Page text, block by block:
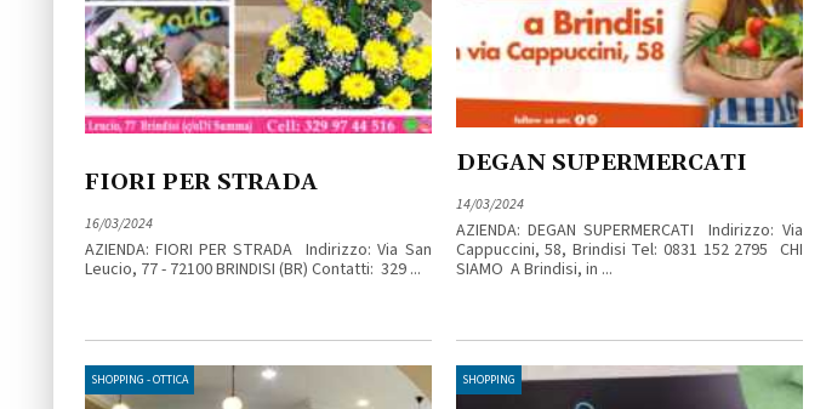
FIORI PER STRADA
16/03/2024
AZIENDA: FIORI PER STRADA Indirizzo: Via San
Leucio, 77 - 72100 BRINDISI (BR) Contatti: 329 ...
DEGAN SUPERMERCATI
14/03/2024
AZIENDA: DEGAN SUPERMERCATI Indirizzo: Via
Cappuccini, 58, Brindisi Tel: 0831 152 2795 CHI
SIAMO A Brindisi, in ...
SHOPPING - OTTICA SHOPPING